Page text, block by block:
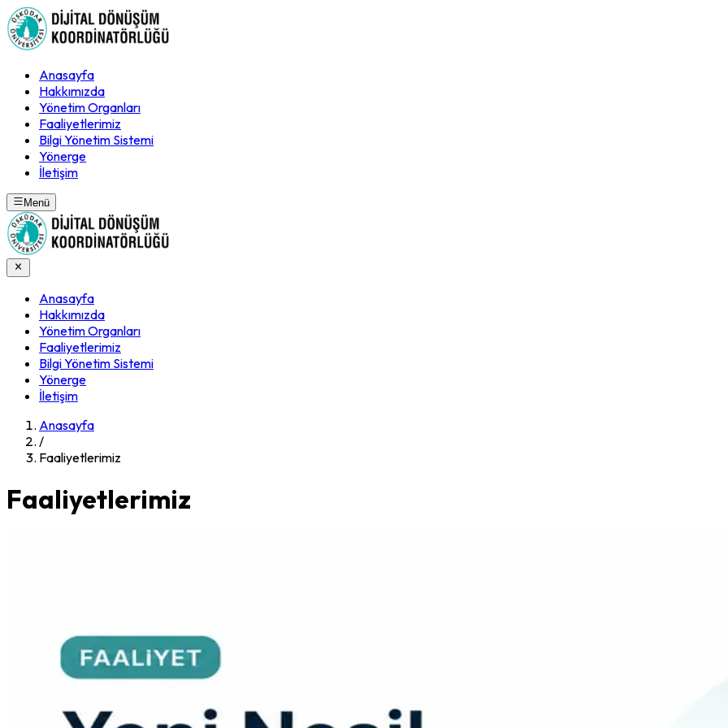
Anasayfa
Hakkımızda
Yönetim Organları
Faaliyetlerimiz
Bilgi Yönetim Sistemi
Yönerge
İletişim
Menü
Anasayfa
Hakkımızda
Yönetim Organları
Faaliyetlerimiz
Bilgi Yönetim Sistemi
Yönerge
İletişim
Anasayfa
/
Faaliyetlerimiz
Faaliyetlerimiz